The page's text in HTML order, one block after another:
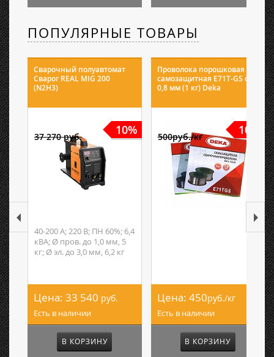
ПОПУЛЯРНЫЕ ТОВАРЫ
Сварочный полуавтомат
Сварог REAL MIG 200
(N2H3)
10%
37 270 руб.
40-200 А; 220 В; ПН 60%; 6,4
кВА; Ø пров. до 1,0 мм, 5
кг; Ø эл. до 3,0 мм, 6,2 кг
Цена: 33 540 руб.
Есть в наличии
В КОРЗИНУ
Проволока порошковая
самозащитная E71T-GS ф
0,8 мм (1 кг) Deka
10%
500руб./кг
Цена: 450руб./кг
Есть в наличии
В КОРЗИНУ